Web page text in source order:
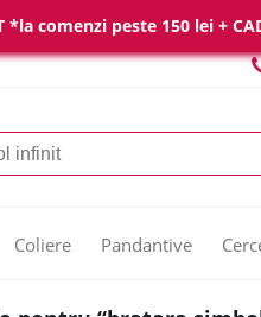
*la comenzi peste 150 lei +
Coliere Pandantive